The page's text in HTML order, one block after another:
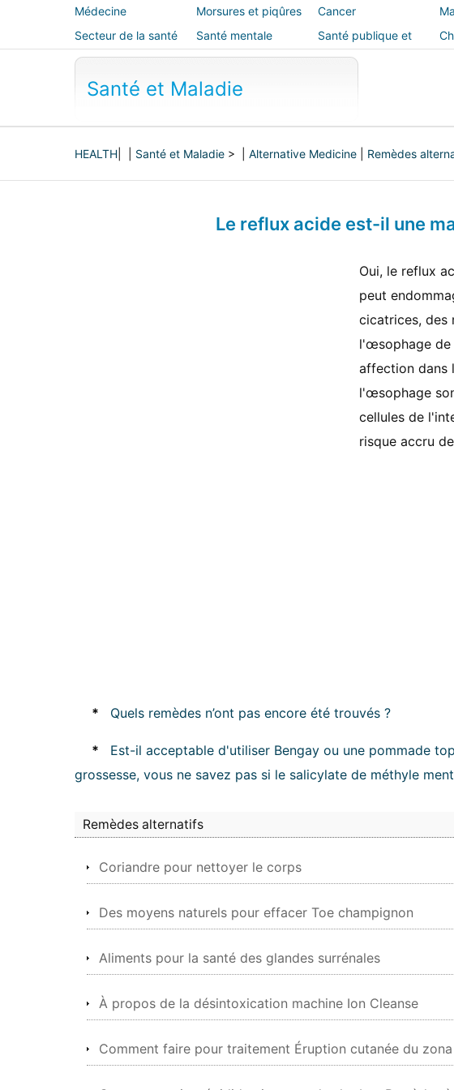
Médecine
alternative
Morsures et piqûres Cancer
Secteur de la santé
Santé mentale
Santé publique et
sécurité
Santé et Maladie
HEALTH Santé et Maladie > | Alternative Medicine Remèdes
Le reflux acide est-il une
Oui, le reflux
peut
cicatrices, des
l'œsophage de
affection dans
l'œsophage
cellules de
risque accru
* Quels remèdes n’ont pas encore été trouvés ?
*
Est-il acceptable d'utiliser Bengay ou une pommade
grossesse, vous ne savez pas si le salicylate de méthyle
Remèdes alternatifs
Coriandre pour nettoyer le corps
Des moyens naturels pour effacer Toe champignon
Aliments pour la santé des glandes surrénales
À propos de la désintoxication machine Ion Cleanse
Comment faire pour traitement Éruption cutanée du zona